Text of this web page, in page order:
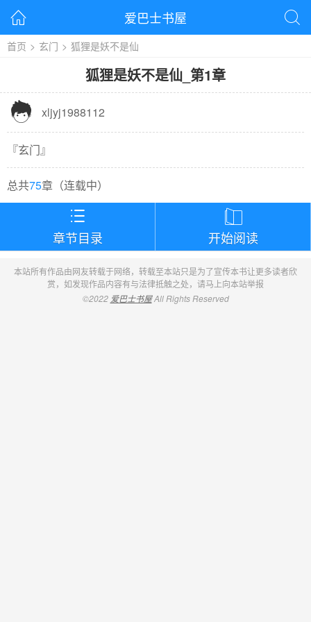
 爱巴士书屋 
首页 > 玄门 > 狐狸是妖不是仙
狐狸是妖不是仙 第1章
 xljyj1988112
『玄门』
总共75章（连载中）

章节目录

开始阅读
本站所有作品由网友转载于网络，转载至本站只是为了宣传本书让更多读者欣
赏，如发现作品内容有与法律抵触之处，请马上向本站举报
©2022 爱巴士书屋All Rights Reserved